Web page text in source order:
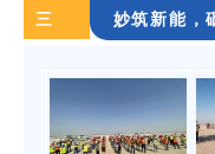
三 妙筑新能，